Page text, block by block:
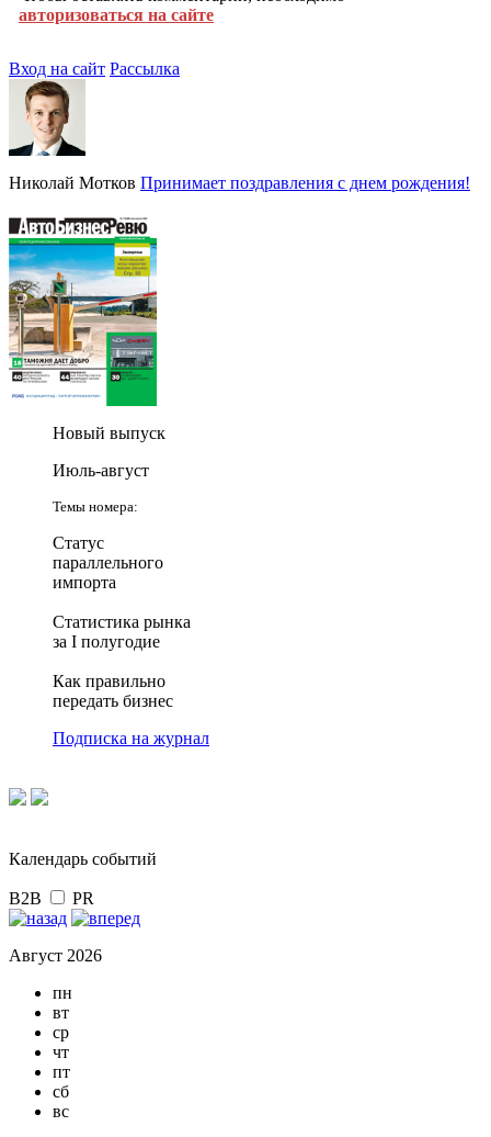
авторизоваться на сайте
Вход на сайт Рассылка
Николай Мотков Принимает поздравления с днем рождения!
Новый выпуск
Июль-август
Темы номера:
Статус
параллельного
импорта
Статистика рынка
за I полугодие
Как правильно
передать бизнес
Подписка на журнал
Календарь событий
B2B PR
Август 2026
пн
вт
ср
чт
пт
сб
вс